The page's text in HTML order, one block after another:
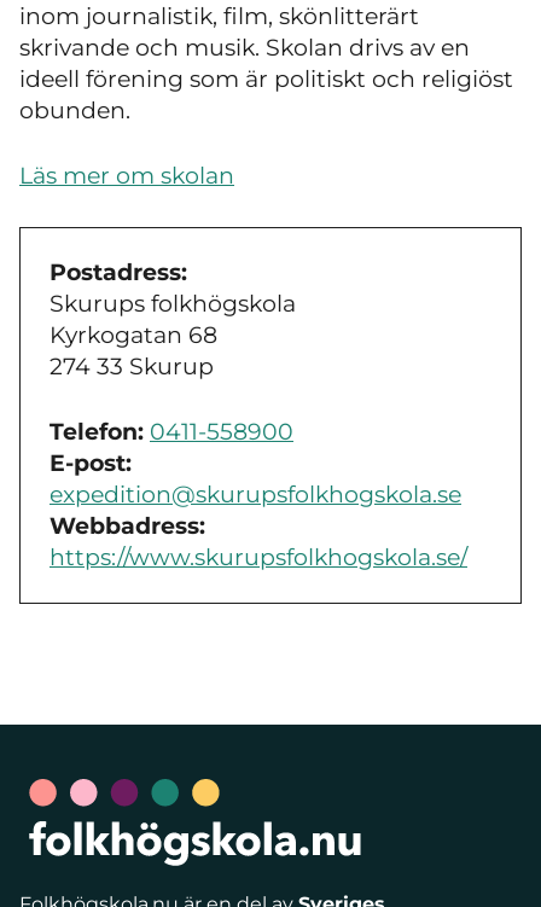
inom journalistik, film, skönlitterärt
skrivande och musik. Skolan drivs av en
ideell förening som är politiskt och religiöst
obunden.
Läs mer om skolan
Postadress:
Skurups folkhögskola
Kyrkogatan 68
274 33 Skurup
Telefon: 0411-558900
E-post:
expedition@skurupsfolkhogskola.se
Webbadress:
https://www.skurupsfolkhogskola.se/